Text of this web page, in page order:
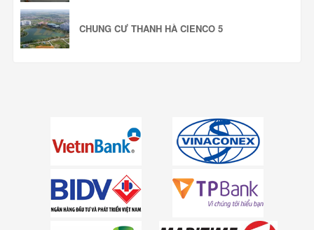
CHUNG CƯ THANH HÀ CIENCO 5